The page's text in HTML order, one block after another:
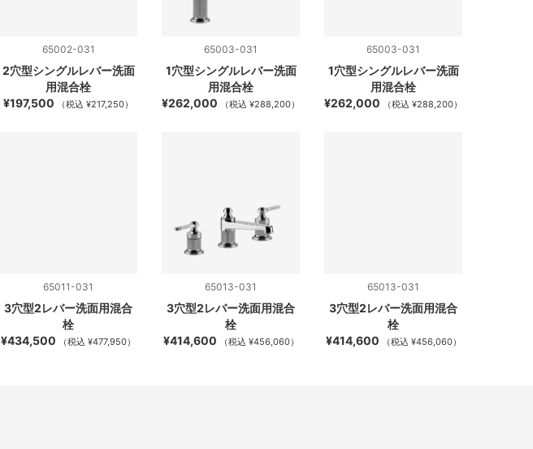
65002-031
2穴型シングルレバー洗面
用混合栓
¥197,500
（税込 ¥217,250）
65003-031
1穴型シングルレバー洗面
用混合栓
¥262,000
（税込 ¥288,200）
65003-031
1穴型シングルレバー洗面
用混合栓
¥262,000
（税込 ¥288,200）
65011-031
3穴型2レバー洗面用混合
栓
¥434,500
（税込 ¥477,950）
65013-031
3穴型2レバー洗面用混合
栓
¥414,600
（税込 ¥456,060）
65013-031
3穴型2レバー洗面用混合
栓
¥414,600
（税込 ¥456,060）